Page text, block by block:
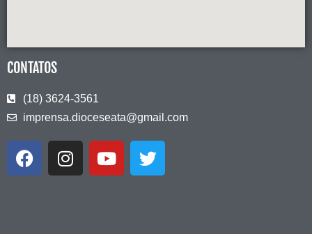
CONTATOS
(18) 3624-3561
imprensa.dioceseata@gmail.com